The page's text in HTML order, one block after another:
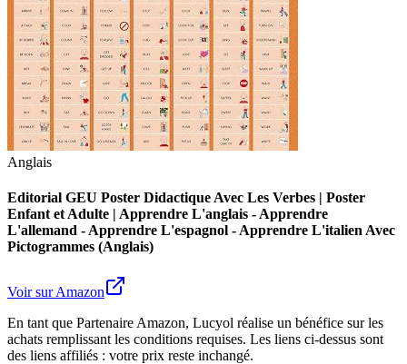
Anglais
Editorial GEU Poster Didactique Avec Les Verbes | Poster
Enfant et Adulte | Apprendre L'anglais - Apprendre
L'allemand - Apprendre L'espagnol - Apprendre L'italien Avec
Pictogrammes (Anglais)
Voir sur Amazon
En tant que Partenaire Amazon, Lucyol réalise un bénéfice sur les
achats remplissant les conditions requises. Les liens ci-dessus sont
des liens affiliés : votre prix reste inchangé.